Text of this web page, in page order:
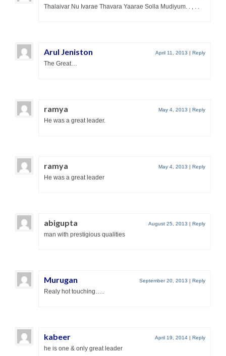
Thalaivar Nu Ivarae Thavara Yaarae Solla Mudiyum. . , . .
Arul Jeniston April 11, 2013 | Reply
The Great…
ramya May 4, 2013 | Reply
He was a great leader.
ramya May 4, 2013 | Reply
He was a great leader
abigupta August 25, 2013 | Reply
man with prestigious qualities
Murugan September 20, 2013 | Reply
Realy hot touching…..
kabeer April 19, 2014 | Reply
he is one & only great leader